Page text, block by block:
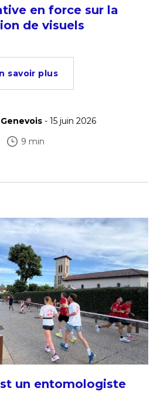
en force sur la
de visuels
savoir plus
- 15 juin 2026
9 min
un entomologiste